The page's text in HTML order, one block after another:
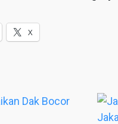
X